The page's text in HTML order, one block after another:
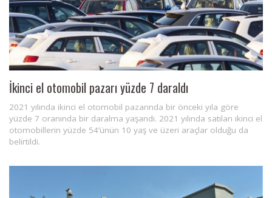
İkinci el otomobil pazarı yüzde 7 daraldı
2021 yılında ikinci el otomobil pazarında bir önceki yıla göre
yüzde 7 oranında bir daralma yaşandı. 2021 yılında satılan ikinci el
otomobillerin yüzde 54’ünün 10 yaş ve üzeri araçlar olduğu da
belirtildi.